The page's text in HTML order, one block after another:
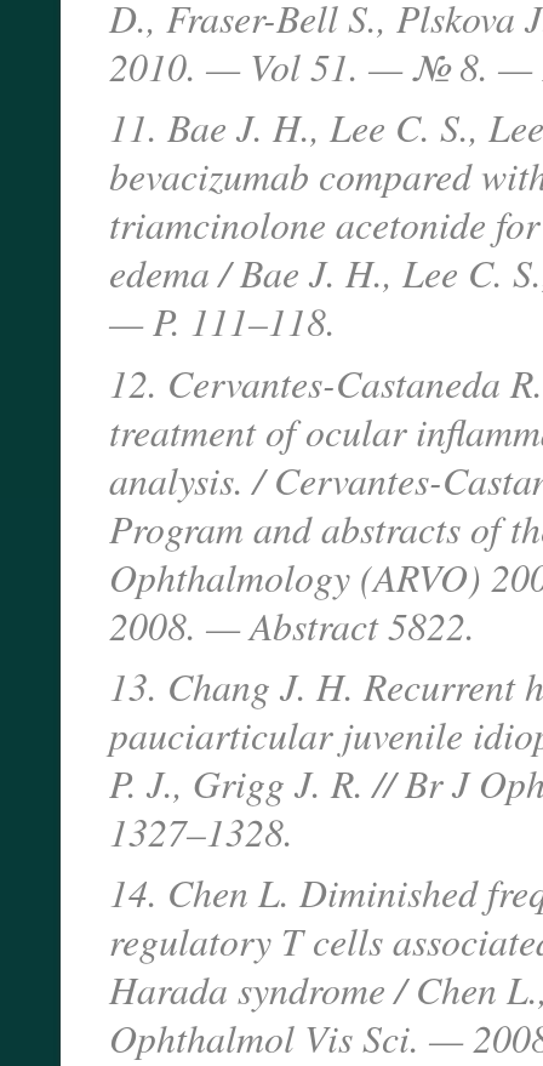
D., Fraser-Bell S.,
2010. — Vol 51. — № 8. —
11. Bae J. H., Lee C. S.,
bevacizumab compared
triamcinolone acetonide
edema / Bae J. H., Lee C.
— P. 111–118.
12. Cervantes-Castaneda
treatment of ocular
analysis. / Cervantes-
Program and abstracts of
Ophthalmology (ARVO)
2008. — Abstract 5822.
13. Chang J. H. Recurrent
pauciarticular juvenile
P. J., Grigg J. R. // Br J
1327–1328.
14. Chen L. Diminished
regulatory T cells
Harada syndrome / Chen
Ophthalmol Vis Sci. —